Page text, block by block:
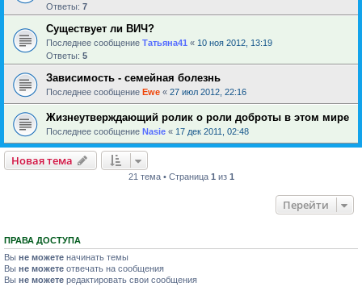
Ответы: 7
Существует ли ВИЧ?
Последнее сообщение Татьяна41 « 10 ноя 2012, 13:19
Ответы: 5
Зависимость - семейная болезнь
Последнее сообщение Ewe « 27 июл 2012, 22:16
Жизнеутверждающий ролик о роли доброты в этом мире
Последнее сообщение Nasie « 17 дек 2011, 02:48
Новая тема
21 тема • Страница 1 из 1
Перейти
ПРАВА ДОСТУПА
Вы не можете начинать темы
Вы не можете отвечать на сообщения
Вы не можете редактировать свои сообщения